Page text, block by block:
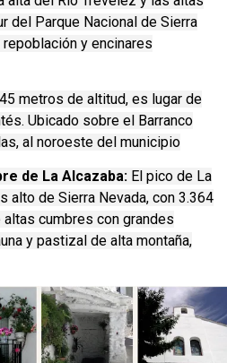
del Parque Nacional de Sierra
y encinares
metros de altitud, es lugar de
Ubicado sobre el Barranco
al noroeste del municipio
de La Alcazaba: El pico de La
alto de Sierra Nevada, con 3.364
cumbres con grandes
y pastizal de alta montaña,